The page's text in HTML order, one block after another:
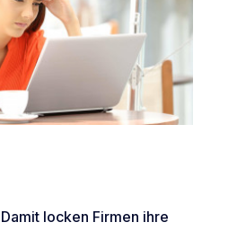
locken Firmen ihre